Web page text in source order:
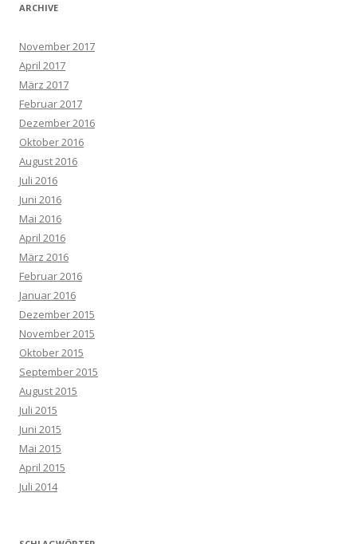
ARCHIVE
November 2017
April 2017
März 2017
Februar 2017
Dezember 2016
Oktober 2016
August 2016
Juli 2016
Juni 2016
Mai 2016
April 2016
März 2016
Februar 2016
Januar 2016
Dezember 2015
November 2015
Oktober 2015
September 2015
August 2015
Juli 2015
Juni 2015
Mai 2015
April 2015
Juli 2014